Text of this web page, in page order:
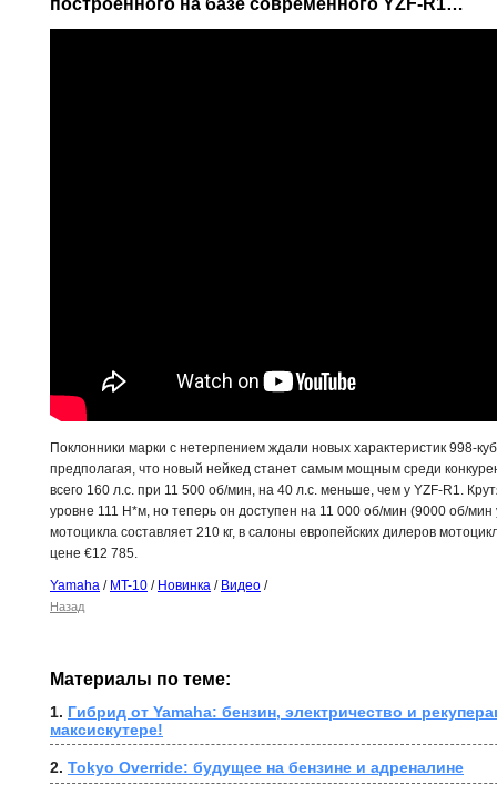
Поклонники марки с нетерпением ждали новых характеристик 998-
предполагая, что новый нейкед станет самым мощным среди
всего 160 л.с. при 11 500 об/мин, на 40 л.с. меньше, чем у YZF-R1.
уровне 111 Н*м, но теперь он доступен на 11 000 об/мин (9000 об/
мотоцикла составляет 210 кг, в салоны европейских дилеров
цене €12 785.
Yamaha / MT-10 / Новинка / Видео /
Назад
Материалы по теме:
1. Гибрид от Yamaha: бензин, электричество и
максискутере!
2. Tokyo Override: будущее на бензине и адреналине